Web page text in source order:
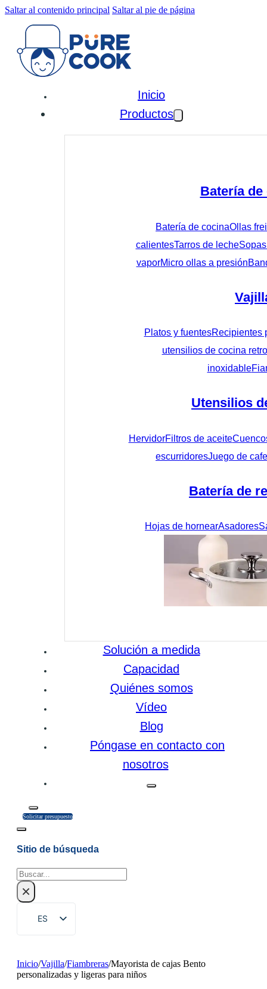
Saltar al contenido principal Saltar al pie de página
Inicio
Productos
Batería de
Batería de cocinaOllas
calientesTarros de leche
vaporMicro ollas a presión
Platos y fuentesRecipientes
utensilios de cocina retro
inoxidable
Utensilios
HervidorFiltros de aceite
escurridoresJuego de
Batería de
Hojas de hornearAsadores
Solución a medida
Capacidad
Quiénes somos
Vídeo
Blog
Póngase en contacto con
nosotros
Solicitar presupuesto
Sitio de búsqueda
Buscar
×
ES
EN
FR
Inicio/Vajilla/Fiambreras/Mayorista de cajas Bento
personalizadas y ligeras para niños